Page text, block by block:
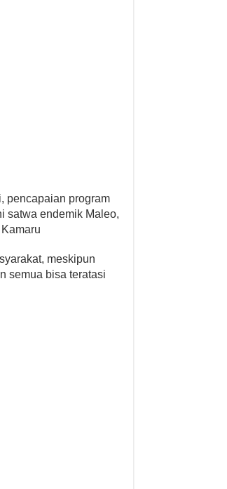
pencapaian program
satwa endemik Maleo,
meskipun
semua bisa teratasi